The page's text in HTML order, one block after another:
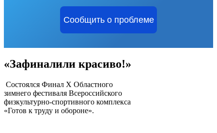
Сообщить о проблеме
«Зафиналили красиво!»
Состоялся Финал Х Областного
зимнего фестиваля Всероссийского
физкультурно-спортивного комплекса
«Готов к труду и обороне».